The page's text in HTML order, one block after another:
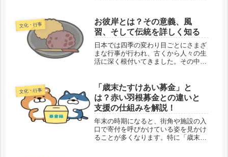
くの人々に馴染みがないかもしれませ
ん。実は、1月7日に食べる七草粥の
習...
文化・行事
お彼岸とは？その意義、風
習、そして伝統を詳しく知る
日本では四季の変わり目ごとにさまざ
まな行事が行われ、古くから人々の生
活に深く根付いてきました。その中で
行事の一つです。この期間は自然と先
祖への感謝を表すだけでなく、家族の
絆...
文化・行事
「歳末たすけあい募金」と
は？赤い羽根募金との違いと
支援の仕組みを解説！
年末の時期になると、街角や施設の入
口で寄付を呼びかけている姿を見かけ
ることが多くなります。特に「歳末た